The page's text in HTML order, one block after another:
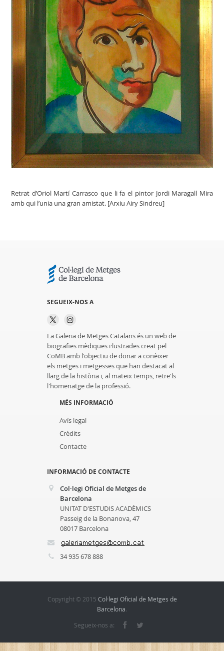
Retrat d’Oriol Martí Carrasco que li fa el pintor Jordi Maragall Mira
amb qui l’unia una gran amistat. [Arxiu Airy Sindreu]
SEGUEIX-NOS A
La Galeria de Metges Catalans és un web de
biografies mèdiques i·lustrades creat pel
CoMB amb l'objectiu de donar a conèixer
els metges i metgesses que han destacat al
llarg de la història i, al mateix temps, retre'ls
l'homenatge de la professió.
MÉS INFORMACIÓ
Avís legal
Crèdits
Contacte
INFORMACIÓ DE CONTACTE
Col·legi Oficial de Metges de
Barcelona
UNITAT D'ESTUDIS ACADÈMICS
Passeig de la Bonanova, 47
08017 Barcelona
34 935 678 888
Copyright © 2015 Col·legi Oficial de Metges de
Barcelona.
Segueix-nos a: